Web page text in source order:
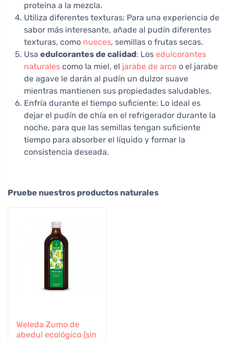
proteína a la mezcla.
Utiliza diferentes texturas: Para una experiencia de
sabor más interesante, añade al pudín diferentes
texturas, como nueces, semillas o frutas secas.
Usa edulcorantes de calidad: Los edulcorantes
naturales como la miel, el jarabe de arce o el jarabe
de agave le darán al pudín un dulzor suave
mientras mantienen sus propiedades saludables.
Enfría durante el tiempo suficiente: Lo ideal es
dejar el pudín de chía en el refrigerador durante la
noche, para que las semillas tengan suficiente
tiempo para absorber el líquido y formar la
consistencia deseada.
Pruebe nuestros productos naturales
Weleda Zumo de
abedul ecológico (sin